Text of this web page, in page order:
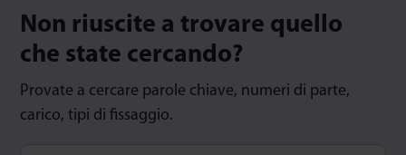
Non riuscite a trovare quello
che state cercando?
Provate a cercare parole chiave, numeri di parte,
carico, tipi di fissaggio.